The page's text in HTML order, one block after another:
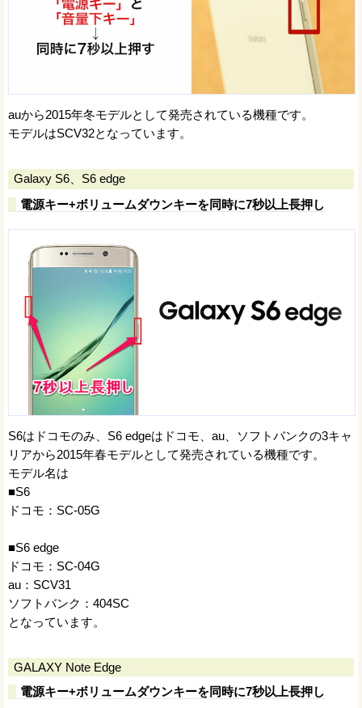
auから2015年冬モデルとして発売されている機種です。
モデルはSCV32となっています。
Galaxy S6、S6 edge
電源キー+ボリュームダウンキーを同時に7秒以上長押し
S6はドコモのみ、S6 edgeはドコモ、au、ソフトバンクの3キャ
リアから2015年春モデルとして発売されている機種です。
モデル名は
■S6
ドコモ：SC-05G
■S6 edge
ドコモ：SC-04G
au：SCV31
ソフトバンク：404SC
となっています。
GALAXY Note Edge
電源キー+ボリュームダウンキーを同時に7秒以上長押し